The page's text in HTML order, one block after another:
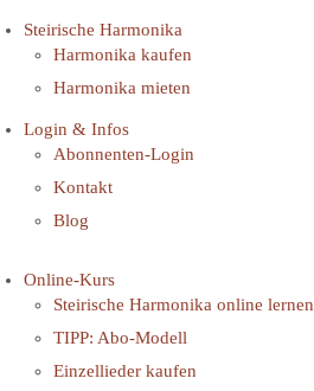
Steirische Harmonika
Harmonika kaufen
Harmonika mieten
Login & Infos
Abonnenten-Login
Kontakt
Blog
Online-Kurs
Steirische Harmonika online lernen
TIPP: Abo-Modell
Einzellieder kaufen